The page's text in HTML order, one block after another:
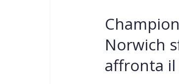
Norwich
affronta il